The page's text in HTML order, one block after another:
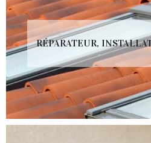
RÉPARATEUR,